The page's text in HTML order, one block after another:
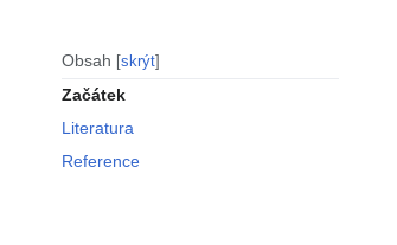
Obsah skrýt
Začátek
Literatura
Reference